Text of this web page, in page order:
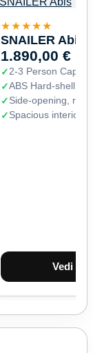
★★★★★
SNAILER Abis
1.890,00 €
2-3 Person
ABS Hard-shell
Side-opening,
Spacious interior
Vedi